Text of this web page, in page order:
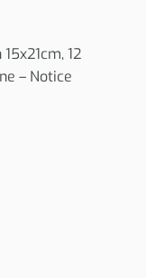
12
– Notice